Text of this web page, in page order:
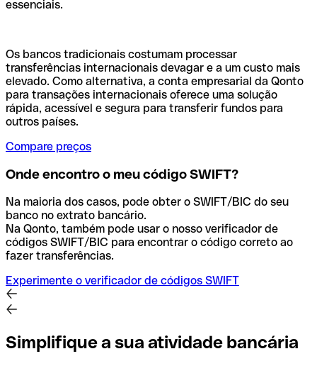
essenciais.
Os bancos tradicionais costumam processar
transferências internacionais devagar e a um custo mais
elevado. Como alternativa, a conta empresarial da Qonto
para transações internacionais oferece uma solução
rápida, acessível e segura para transferir fundos para
outros países.
Compare preços
Onde encontro o meu código SWIFT?
Na maioria dos casos, pode obter o SWIFT/BIC do seu
banco no extrato bancário.
Na Qonto, também pode usar o nosso verificador de
códigos SWIFT/BIC para encontrar o código correto ao
fazer transferências.
Experimente o verificador de códigos SWIFT
Simplifique a sua atividade bancária